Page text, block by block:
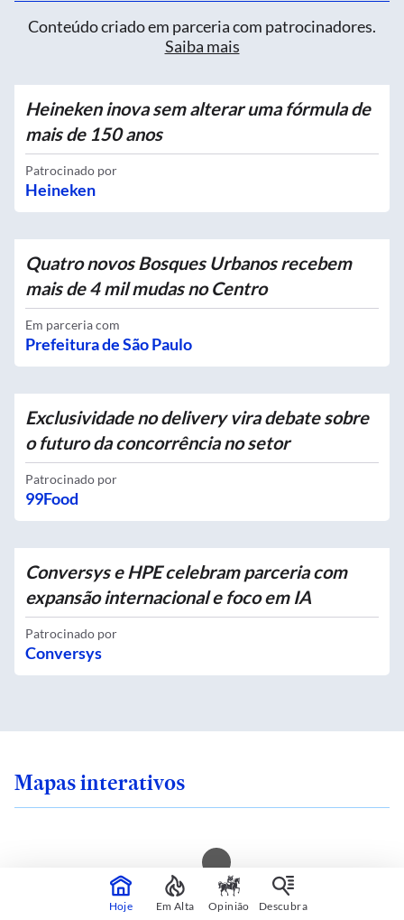
Conteúdo criado em parceria com patrocinadores.
Saiba mais
Heineken inova sem alterar uma fórmula de
mais de 150 anos
Patrocinado por
Heineken
Quatro novos Bosques Urbanos recebem
mais de 4 mil mudas no Centro
Em parceria com
Prefeitura de São Paulo
Exclusividade no delivery vira debate sobre
o futuro da concorrência no setor
Patrocinado por
99Food
Conversys e HPE celebram parceria com
expansão internacional e foco em IA
Patrocinado por
Conversys
Mapas interativos
seguro onde
Você mora em uma
Hoje Em Alta Opinião Descubra